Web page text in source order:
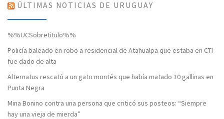
ÚLTIMAS NOTICIAS DE URUGUAY
%%UCSobretitulo%%
Policía baleado en robo a residencial de Atahualpa que estaba en CTI
fue dado de alta
Alternatus rescató a un gato montés que había matado 10 gallinas en
Punta Negra
Mina Bonino contra una persona que criticó sus posteos: “Siempre
hay una vieja de mierda”